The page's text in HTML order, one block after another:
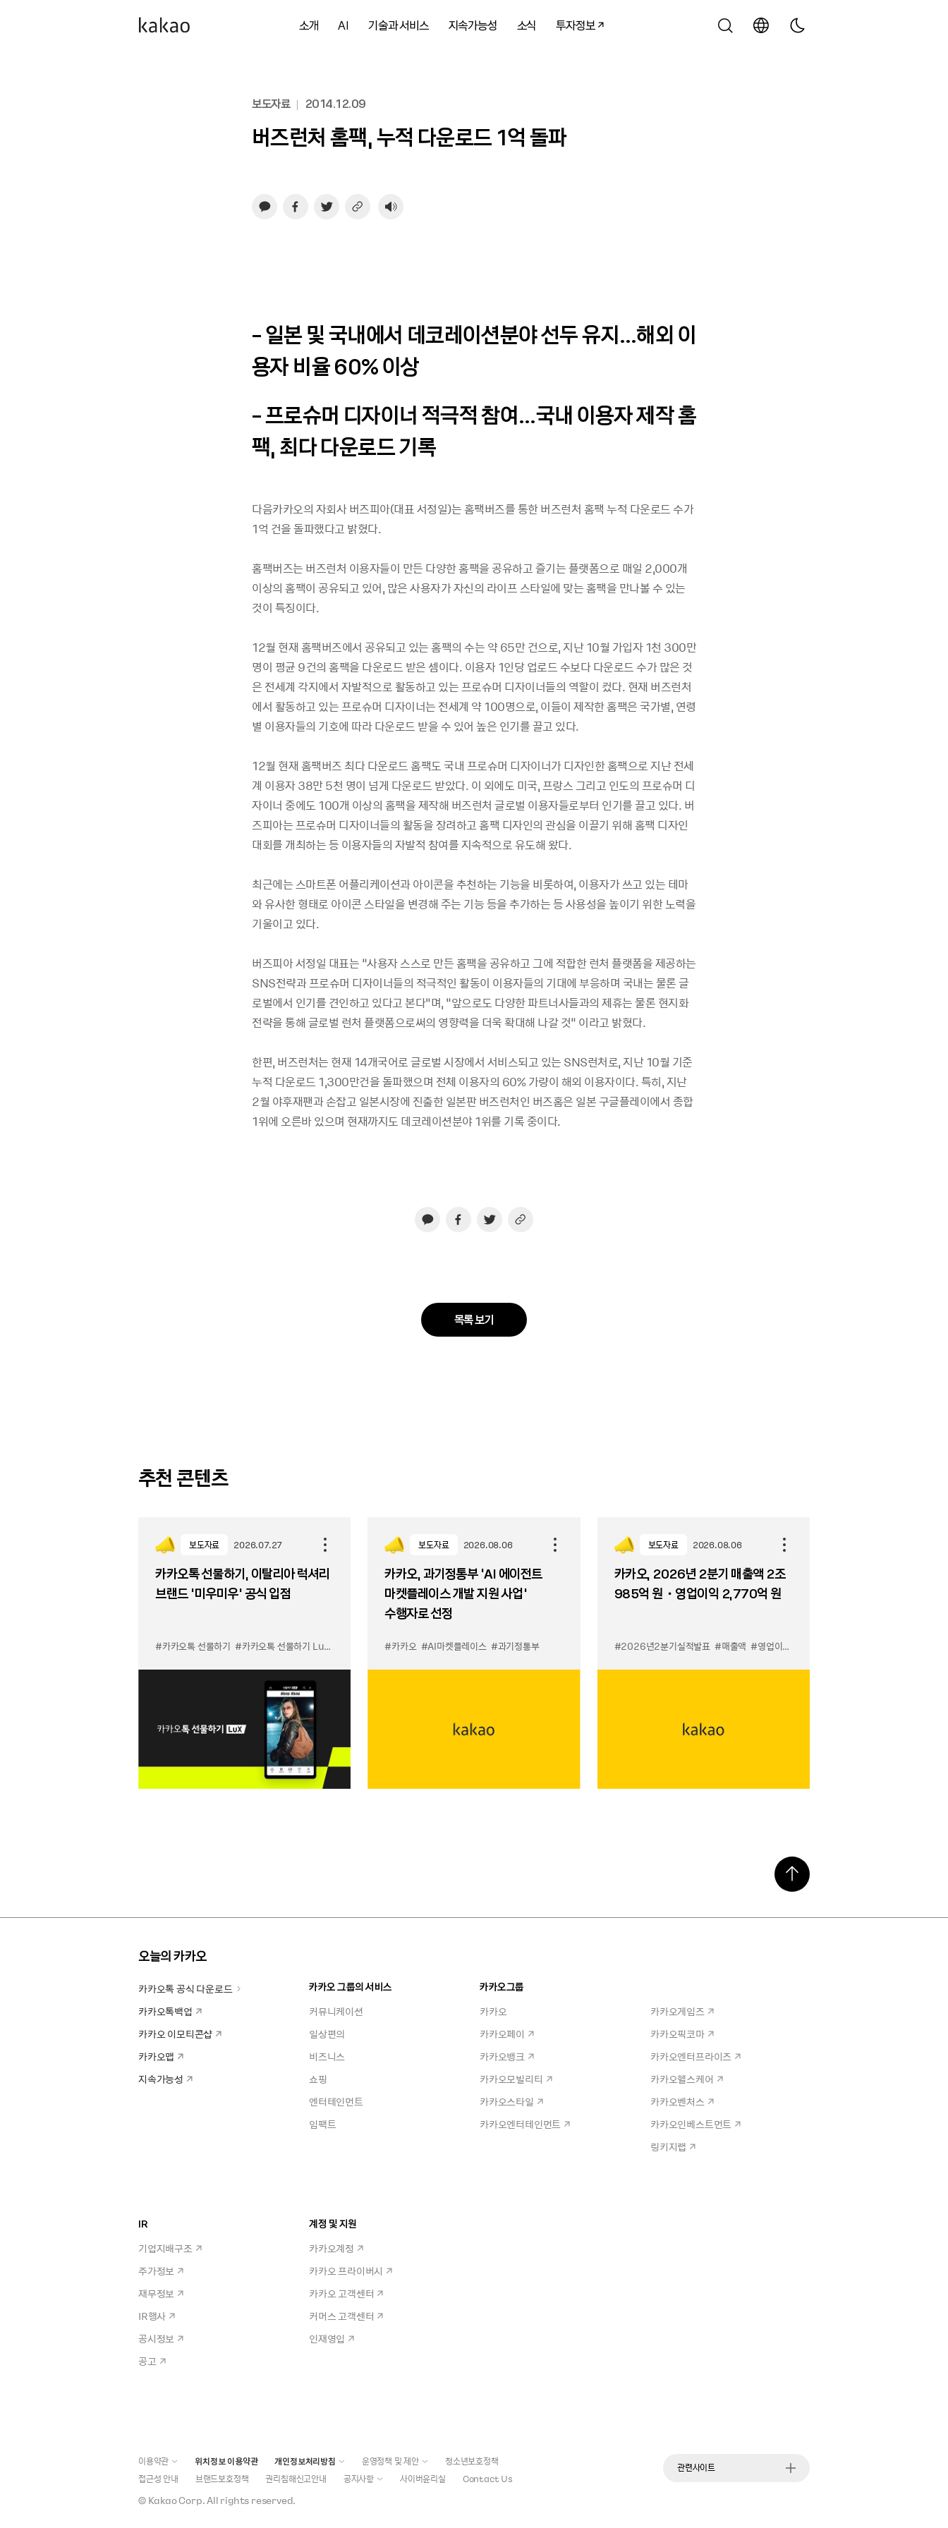
소개 AI 기술과 서비스 지속가능성 소식 투자정보
보도자료 2014.12.09
버즈런처 홈팩, 누적 다운로드 1억 돌파
- 일본 및 국내에서 데코레이션분야 선두 유지…해외 이
용자 비율 60% 이상
- 프로슈머 디자이너 적극적 참여…국내 이용자 제작 홈
팩, 최다 다운로드 기록
다음카카오의 자회사 버즈피아(대표 서정일)는 홈팩버즈를 통한 버즈런처 홈팩 누적 다운로드 수가
1억 건을 돌파했다고 밝혔다.
홈팩버즈는 버즈런처 이용자들이 만든 다양한 홈팩을 공유하고 즐기는 플랫폼으로 매일 2,000개
이상의 홈팩이 공유되고 있어, 많은 사용자가 자신의 라이프 스타일에 맞는 홈팩을 만나볼 수 있는
것이 특징이다.
12월 현재 홈팩버즈에서 공유되고 있는 홈팩의 수는 약 65만 건으로, 지난 10월 가입자 1천 300만
명이 평균 9건의 홈팩을 다운로드 받은 셈이다. 이용자 1인당 업로드 수보다 다운로드 수가 많은 것
은 전세계 각지에서 자발적으로 활동하고 있는 프로슈머 디자이너들의 역할이 컸다. 현재 버즈런처
에서 활동하고 있는 프로슈머 디자이너는 전세계 약 100명으로, 이들이 제작한 홈팩은 국가별, 연령
별 이용자들의 기호에 따라 다운로드 받을 수 있어 높은 인기를 끌고 있다.
12월 현재 홈팩버즈 최다 다운로드 홈팩도 국내 프로슈머 디자이너가 디자인한 홈팩으로 지난 전세
계 이용자 38만 5천 명이 넘게 다운로드 받았다. 이 외에도 미국, 프랑스 그리고 인도의 프로슈머 디
자이너 중에도 100개 이상의 홈팩을 제작해 버즈런처 글로벌 이용자들로부터 인기를 끌고 있다. 버
즈피아는 프로슈머 디자이너들의 활동을 장려하고 홈팩 디자인의 관심을 이끌기 위해 홈팩 디자인
대회를 개최하는 등 이용자들의 자발적 참여를 지속적으로 유도해 왔다.
최근에는 스마트폰 어플리케이션과 아이콘을 추천하는 기능을 비롯하여, 이용자가 쓰고 있는 테마
와 유사한 형태로 아이콘 스타일을 변경해 주는 기능 등을 추가하는 등 사용성을 높이기 위한 노력을
기울이고 있다.
버즈피아 서정일 대표는 “사용자 스스로 만든 홈팩을 공유하고 그에 적합한 런처 플랫폼을 제공하는
SNS전략과 프로슈머 디자이너들의 적극적인 활동이 이용자들의 기대에 부응하며 국내는 물론 글
로벌에서 인기를 견인하고 있다고 본다”며, “앞으로도 다양한 파트너사들과의 제휴는 물론 현지화
전략을 통해 글로벌 런처 플랫폼으로써의 영향력을 더욱 확대해 나갈 것” 이라고 밝혔다.
한편, 버즈런처는 현재 14개국어로 글로벌 시장에서 서비스되고 있는 SNS런처로, 지난 10월 기준
누적 다운로드 1,300만건을 돌파했으며 전체 이용자의 60% 가량이 해외 이용자이다. 특히, 지난
2월 야후재팬과 손잡고 일본시장에 진출한 일본판 버즈런처인 버즈홈은 일본 구글플레이에서 종합
1위에 오른바 있으며 현재까지도 데코레이션분야 1위를 기록 중이다.
목록 보기
추천 콘텐츠
보도자료 2026.07.27
카카오톡 선물하기, 이탈리아 럭셔리
브랜드 '미우미우' 공식 입점
#카카오톡 선물하기 #카카오톡 선물하기 LuX 미우미우 입점 #선물하기 LuX #선물하기 미우미우 입점
보도자료 2026.08.06
카카오, 과기정통부 ‘AI 에이전트
마켓플레이스 개발 지원 사업’
수행자로 선정
#카카오 #AI마켓플레이스 #과기정통부
보도자료 2026.08.06
카카오, 2026년 2분기 매출액 2조
985억 원・영업이익 2,770억 원
#2026년2분기실적발표 #매출액 #영업이익
오늘의 카카오
카카오톡 공식 다운로드
카카오톡백업
카카오 이모티콘샵
카카오맵
지속가능성
카카오 그룹의 서비스
커뮤니케이션
일상편의
비즈니스
쇼핑
엔터테인먼트
임팩트
카카오그룹
카카오
카카오페이
카카오뱅크
카카오모빌리티
카카오스타일
카카오엔터테인먼트
카카오게임즈
카카오픽코마
카카오엔터프라이즈
카카오헬스케어
카카오벤처스
카카오인베스트먼트
링키지랩
IR
기업지배구조
주가정보
재무정보
IR행사
공시정보
공고
계정 및 지원
카카오계정
카카오 프라이버시
카카오 고객센터
커머스 고객센터
인재영입
이용약관 위치정보 이용약관 개인정보처리방침 운영정책 및 제안
청소년보호정책
접근성 안내
브랜드보호정책 권리침해신고안내 공지사항 사이버윤리실 Contact Us
관련사이트
© Kakao Corp.All rights reserved.